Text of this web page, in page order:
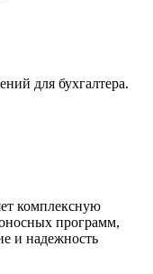
для бухгалтера.
комплексную
программ,
и надежность